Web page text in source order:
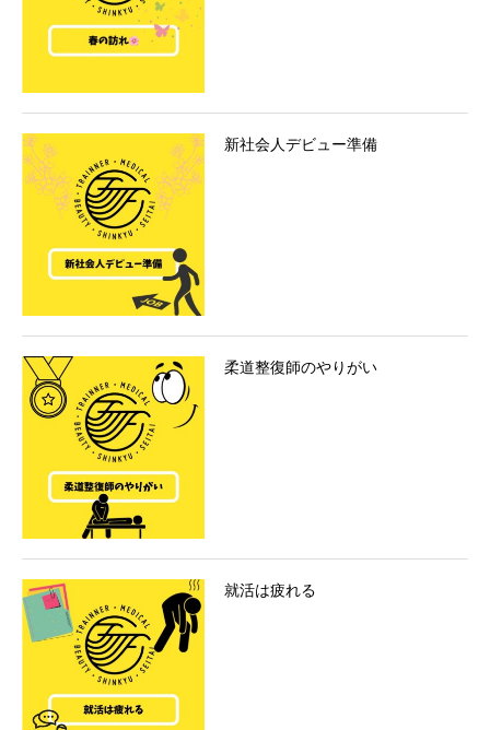
新社会人デビュー準備
柔道整復師のやりがい
就活は疲れる